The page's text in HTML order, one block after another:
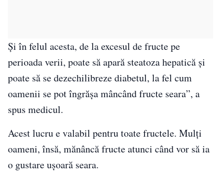
Și în felul acesta, de la excesul de fructe pe
perioada verii, poate să apară steatoza hepatică și
poate să se dezechilibreze diabetul, la fel cum
oamenii se pot îngrășa mâncând fructe seara”, a
spus medicul.
Acest lucru e valabil pentru toate fructele. Mulți
oameni, însă, mănâncă fructe atunci când vor să ia
o gustare ușoară seara.